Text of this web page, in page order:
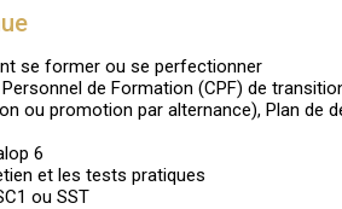
se former ou se perfectionner
de Formation (CPF) de
ou promotion par alternance), Plan de
6
et les tests pratiques
ou SST